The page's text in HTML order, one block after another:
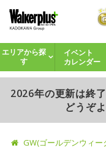
エリアから探
す
イベント
カレンダー
2026年の更新は終
どうぞ
GW(ゴールデンウィー